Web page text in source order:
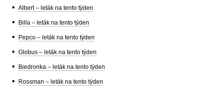
Albert – leták na tento týden
Billa – leták na tento týden
Pepco – leták na tento týden
Globus – leták na tento týden
Biedronka – leták na tento týden
Rossman – leták na tento týden